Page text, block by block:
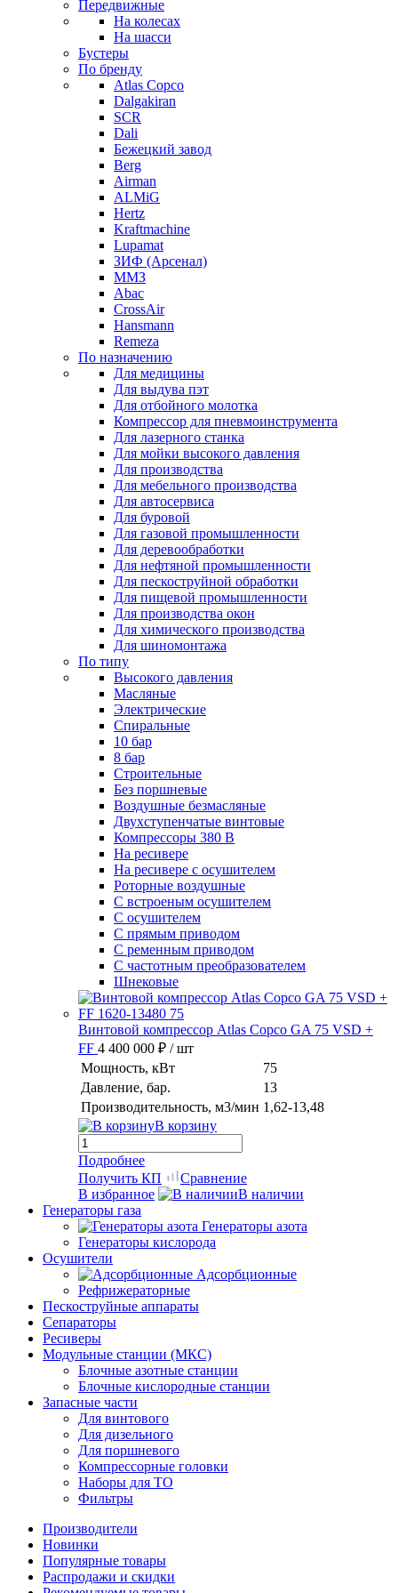
Передвижные
На колесах
На шасси
Бустеры
По бренду
Atlas Copco
Dalgakiran
SCR
Dali
Бежецкий завод
Berg
Airman
ALMiG
Hertz
Kraftmachine
Lupamat
ЗИФ (Арсенал)
ММЗ
Abac
CrossAir
Hansmann
Remeza
По назначению
Для медицины
Для выдува пэт
Для отбойного молотка
Компрессор для пневмоинструмента
Для лазерного станка
Для мойки высокого давления
Для производства
Для мебельного производства
Для автосервиса
Для буровой
Для газовой промышленности
Для деревообработки
Для нефтяной промышленности
Для пескоструйной обработки
Для пищевой промышленности
Для производства окон
Для химического производства
Для шиномонтажа
По типу
Высокого давления
Масляные
Электрические
Спиральные
10 бар
8 бар
Cтроительные
Без поршневые
Воздушные безмасляные
Двухступенчатые винтовые
Компрессоры 380 В
На ресивере
На ресивере с осушителем
Роторные воздушные
С встроеным осушителем
С осушителем
С прямым приводом
С ременным приводом
С частотным преобразователем
Шнековые
Винтовой компрессор Atlas Copco GA 75 VSD +
FF 4 400 000 ₽ / шт
Мощность, кВт
75
Давление, бар.
13
Производительность, м3/мин 1,62-13,48
В корзину
Подробнее
Получить КП
Сравнение
В избранное
В наличии
Генераторы газа
Генераторы азота
Генераторы кислорода
Осушители
Адсорбционные
Рефрижераторные
Пескоструйные аппараты
Сепараторы
Ресиверы
Модульные станции (МКС)
Блочные азотные станции
Блочные кислородные станции
Запасные части
Для винтового
Для дизельного
Для поршневого
Компрессорные головки
Наборы для ТО
Фильтры
Производители
Новинки
Популярные товары
Распродажи и скидки